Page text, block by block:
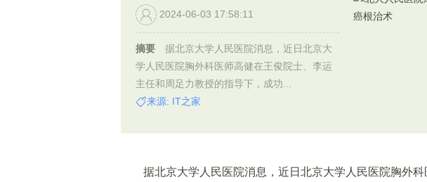
2024-06-03 17:58:11
摘要
据北京大学人民医院消息，近日北京大
学人民医院胸外科医师高健在王俊院士、李运
主任和周足力教授的指导下，成功...
来源: IT之家
据北京大学人民医院消息，近日北京大学人民医院胸外科